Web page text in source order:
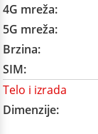
4G mreža:
5G mreža:
Brzina:
SIM:
Telo i izrada
Dimenzije: